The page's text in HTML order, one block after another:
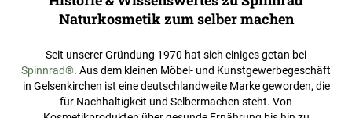
Naturkosmetik zum selber machen
Seit unserer Gründung 1970 hat sich einiges getan bei
Spinnrad®. Aus dem kleinen Möbel- und Kunstgewerbegeschäft
in Gelsenkirchen ist eine deutschlandweite Marke geworden, die
für Nachhaltigkeit und Selbermachen steht. Von